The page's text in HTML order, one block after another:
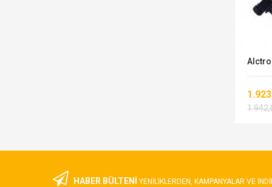
HABER BÜLTENİ YENILIKLERDEN, KAMPANYALAR VE